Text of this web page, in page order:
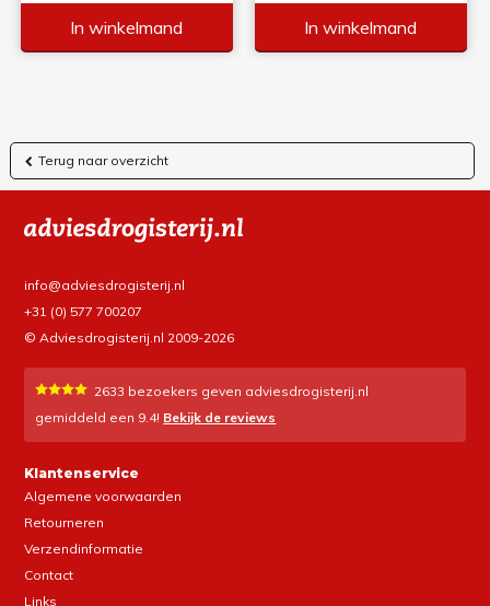
In winkelmand In winkelmand
Terug naar overzicht
info@adviesdrogisterij.nl
+31 (0) 577 700207
© Adviesdrogisterij.nl 2009-2026
2633 bezoekers geven adviesdrogisterij.nl
gemiddeld een 9.4! Bekijk de reviews
Klantenservice
Algemene voorwaarden
Retourneren
Verzendinformatie
Contact
Links